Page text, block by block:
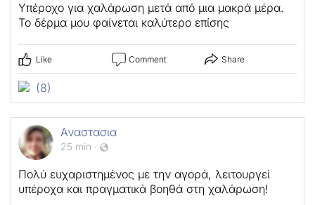
Υπέροχο για χαλάρωση μετά από μια μακρά μέρα.
Το δέρμα μου φαίνεται καλύτερο επίσης
Like Comment Share
(8)
Αναστασια
25 min ·
Πολύ ευχαριστημένος με την αγορά, λειτουργεί
υπέροχα και πραγματικά βοηθά στη χαλάρωση!